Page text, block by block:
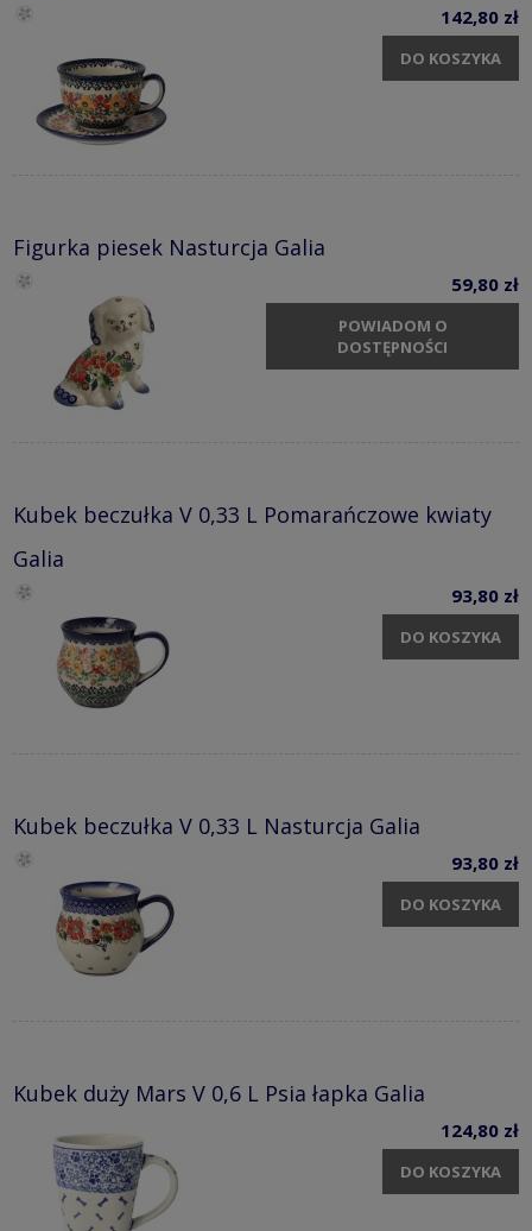
142,80 zł
DO KOSZYKA
Figurka piesek Nasturcja Galia
59,80 zł
POWIADOM O
DOSTĘPNOŚCI
Kubek beczułka V 0,33 L Pomarańczowe kwiaty
Galia
93,80 zł
DO KOSZYKA
Kubek beczułka V 0,33 L Nasturcja Galia
93,80 zł
DO KOSZYKA
Kubek duży Mars V 0,6 L Psia łapka Galia
124,80 zł
DO KOSZYKA